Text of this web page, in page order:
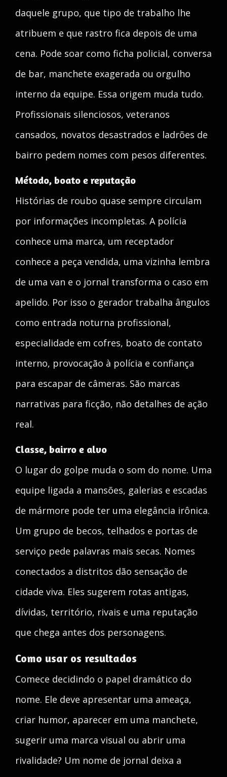
daquele grupo, que tipo de trabalho lhe
atribuem e que rastro fica depois de uma
cena. Pode soar como ficha policial, conversa
de bar, manchete exagerada ou orgulho
interno da equipe. Essa origem muda tudo.
Profissionais silenciosos, veteranos
cansados, novatos desastrados e ladrões de
bairro pedem nomes com pesos diferentes.
Método, boato e reputação
Histórias de roubo quase sempre circulam
por informações incompletas. A polícia
conhece uma marca, um receptador
conhece a peça vendida, uma vizinha lembra
de uma van e o jornal transforma o caso em
apelido. Por isso o gerador trabalha ângulos
como entrada noturna profissional,
especialidade em cofres, boato de contato
interno, provocação à polícia e confiança
para escapar de câmeras. São marcas
narrativas para ficção, não detalhes de ação
real.
Classe, bairro e alvo
O lugar do golpe muda o som do nome. Uma
equipe ligada a mansões, galerias e escadas
de mármore pode ter uma elegância irônica.
Um grupo de becos, telhados e portas de
serviço pede palavras mais secas. Nomes
conectados a distritos dão sensação de
cidade viva. Eles sugerem rotas antigas,
dívidas, território, rivais e uma reputação
que chega antes dos personagens.
Como usar os resultados
Comece decidindo o papel dramático do
nome. Ele deve apresentar uma ameaça,
criar humor, aparecer em uma manchete,
sugerir uma marca visual ou abrir uma
rivalidade? Um nome de jornal deixa a